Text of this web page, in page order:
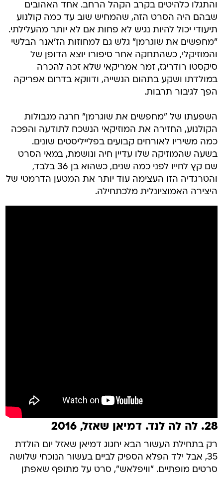
והתגלו כלהיטים בקרב הקהל הרחב. אחד האהובים
שבהם היה הסרט הזה, שהמחיש שוב עד כמה קולנוע
תיעודי יכול להיות נגיש לא פחות אם לא יותר מהעלילתי.
"מחפשים את שוגרמן" גלש גם למחוזות הז'אנר הבלשי
והמוזיקלי, כשהתחקה אחר סיפורו יוצא הדופן של
סיקסטו רודריגז, זמר אמריקאי שלא זכה להכרה
במולדתו ושקע בתהום הנשייה, ודווקא בדרום אפריקה
הפך לגיבור תרבות.
השפעתו של "מחפשים את שוגרמן" חרגה מגבולות
הקולנוע, החזירה את המוזיקאי הנשכח לתודעה והפכה
כמה משיריו לאורחים קבועים בפלייליסטים שונים.
בשעה שהמוזיקה שלו עדיין חיה ונושמת, במאי הסרט
שם קץ לחייו לפני כמה שנים, כשהוא בן 36 בלבד,
והטרגדיה הזו העצימה עוד יותר את המטען הדרמטי של
היצירה האמוציונלית מלכתחילה.
28. לה לה לנד. דמיאן שאזל, 2016
רק בתחילת העשור הבא יחגוג דמיאן שאזל יום הולדת
35, אבל ילד הפלא הספיק לביים בעשור הנוכחי שלושה
סרטים מופתיים. "וויפלאש", סרט על מתופף שאפתן